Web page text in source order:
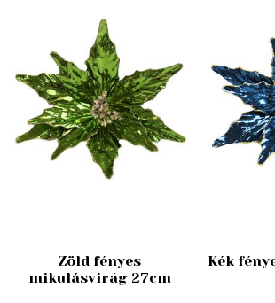
Zöld fényes
mikulásvirág 27cm
Kék